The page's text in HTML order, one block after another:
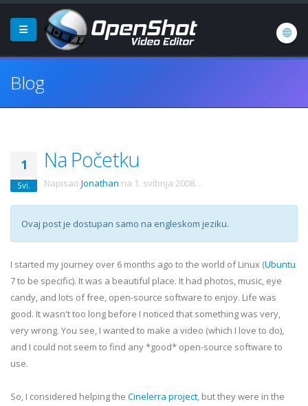
Blog
1
Svi.
Na Početku
Napisao Jonathan na 1. svibnja 2008. .
Ovaj post je dostupan samo na engleskom jeziku.
I started my journey over 6 months ago to the world of Linux (Ubuntu
7 to be specific). It was a beautiful place. It had photos, music, eye
candy, and lots of free, open-source software to enjoy. Life was
good. It wasn't too long before I noticed that something was very,
very wrong. You see, I wanted to make a video (which I love to do),
and I could not seem to find any *good* open-source software to
use.
So, I considered helping the Cinelerra project, but they were in the